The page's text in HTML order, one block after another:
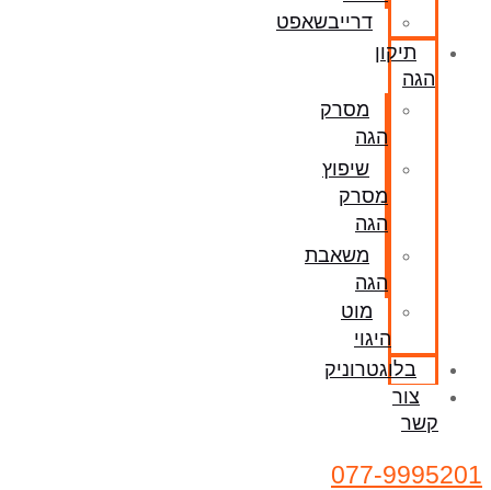
דרייבשאפט
תיקון
הגה
מסרק
הגה
שיפוץ
מסרק
הגה
משאבת
הגה
מוט
היגוי
בלוגטרוניק
צור
קשר
077-9995201